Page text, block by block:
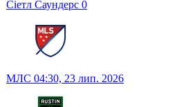
Сіетл Саундерс 0
МЛС 04:30, 23 лип. 2026